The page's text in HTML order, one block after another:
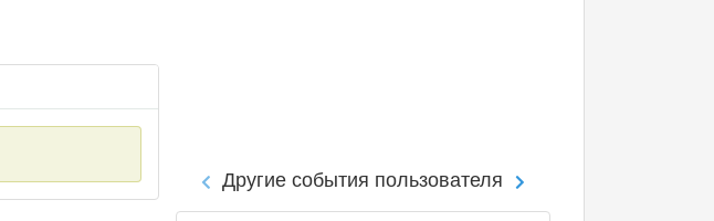
Другие события пользователя